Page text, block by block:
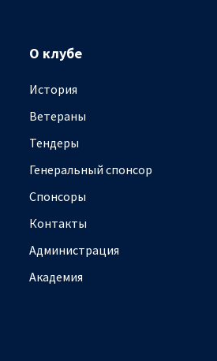
О клубе
История
Ветераны
Тендеры
Генеральный спонсор
Спонсоры
Контакты
Администрация
Академия